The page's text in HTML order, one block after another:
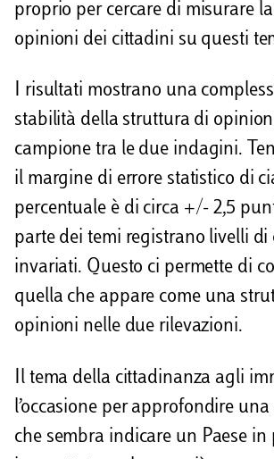
proprio per cercare di misurare
opinioni dei cittadini su questi
I risultati mostrano una
stabilità della struttura di
campione tra le due indagini.
il margine di errore statistico di
percentuale è di circa +/- 2,5
parte dei temi registrano livelli di
invariati. Questo ci permette di
quella che appare come una
opinioni nelle due rilevazioni.
Il tema della cittadinanza agli
l’occasione per approfondire
che sembra indicare un Paese in